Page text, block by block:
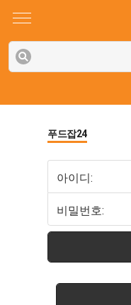
푸드잡24
아이디:
비밀번호: